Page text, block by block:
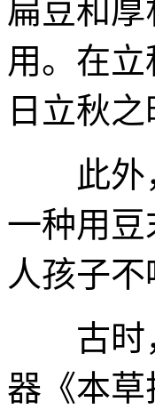
扁豆和
用。在
日立秋之
此外，
一种用
人孩子
古时，
器《本